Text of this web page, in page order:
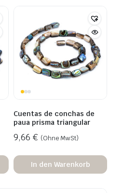
Cuentas de conchas de
paua prisma triangular
9,66 € (Ohne MwSt)
In den Warenkorb